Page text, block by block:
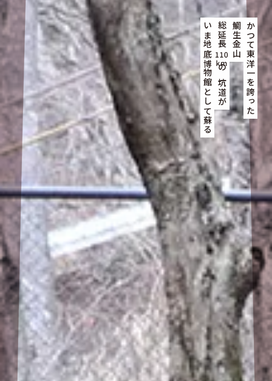
かつて東洋一を誇った
鯛生金山
総延長
の坑道が
いま地底博物館として蘇る